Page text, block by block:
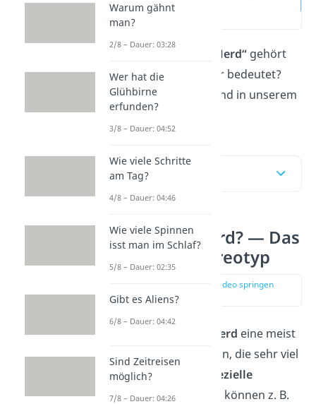
Du hast den Begriff „Nerd“ gehört
und fragst dich, was er bedeutet?
Das erfährst du hier und in unserem
Video!
Inhaltsübersicht
Was ist ein Nerd? — Das
klassische Stereotyp
zur Stelle im Video springen
(00:13)
Nerd eine meist
hochintelligente Person, die sehr viel
Zeit und Energie in
spezielle
Interessensteckt. Das können z. B.
Warum gähnt
man?
2/8 – Dauer: 03:28
Wer hat die
Glühbirne
erfunden?
3/8 – Dauer: 04:52
Wie viele Schritte
am Tag?
4/8 – Dauer: 04:46
Wie viele Spinnen
isst man im Schlaf?
5/8 – Dauer: 02:35
Gibt es Aliens?
6/8 – Dauer: 04:42
Sind Zeitreisen
möglich?
7/8 – Dauer: 04:26